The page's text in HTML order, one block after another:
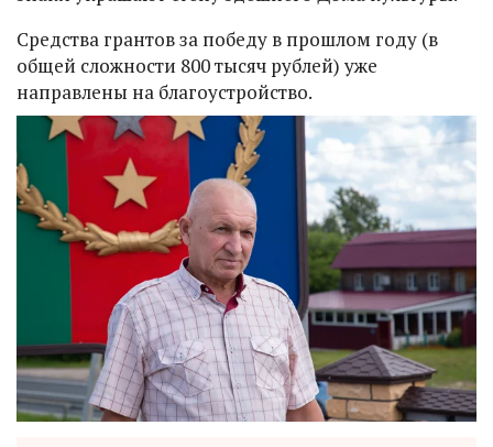
Средства грантов за победу в прошлом году (в
общей сложности 800 тысяч рублей) уже
направлены на благоустройство.